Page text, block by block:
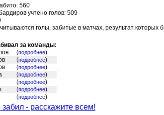
560
учтено голов: 509
голы, забитые в матчах, результат которых
за команды:
(подробнее)
(подробнее)
(подробнее)
(подробнее)
(подробнее)
(подробнее)
(подробнее)
забил - расскажите всем!